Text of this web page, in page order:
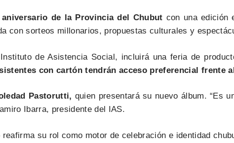
aniversario de la Provincia del Chubut con una edición
con sorteos millonarios, propuestas culturales y
de Asistencia Social, incluirá una feria de
con cartón tendrán acceso preferencial frente
Pastorutti, quien presentará su nuevo álbum. “Es
Ibarra, presidente del IAS.
su rol como motor de celebración e identidad